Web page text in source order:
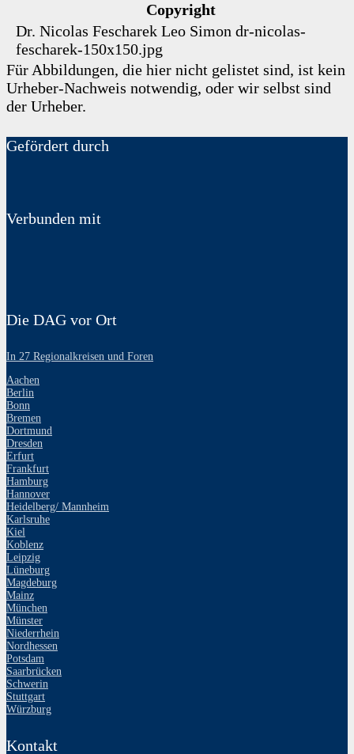
Copyright
Dr. Nicolas Fescharek Leo Simon dr-nicolas-
fescharek-150x150.jpg
Für Abbildungen, die hier nicht gelistet sind, ist kein
Urheber-Nachweis notwendig, oder wir selbst sind
der Urheber.
Gefördert durch
Verbunden mit
Die DAG vor Ort
In 27 Regionalkreisen und Foren
Aachen
Berlin
Bonn
Bremen
Dortmund
Dresden
Erfurt
Frankfurt
Hamburg
Hannover
Heidelberg/ Mannheim
Karlsruhe
Kiel
Koblenz
Leipzig
Lüneburg
Magdeburg
Mainz
München
Münster
Niederrhein
Nordhessen
Potsdam
Saarbrücken
Schwerin
Stuttgart
Würzburg
Kontakt